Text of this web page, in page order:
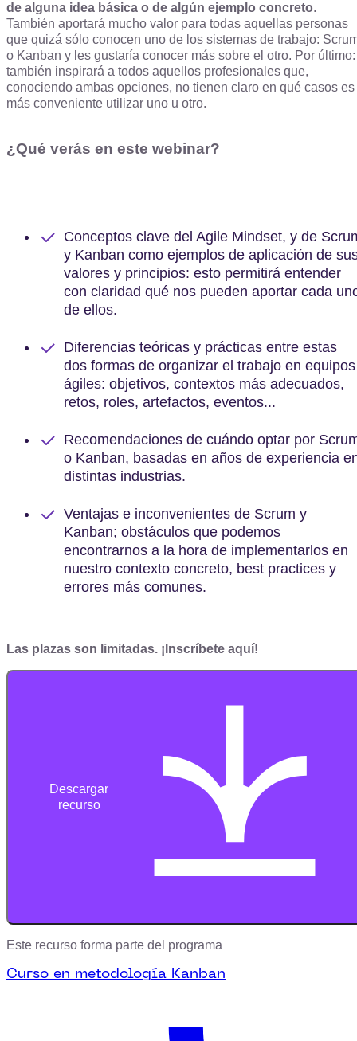
de alguna idea básica o de algún ejemplo concreto.
También aportará mucho valor para todas aquellas personas
que quizá sólo conocen uno de los sistemas de trabajo:
o Kanban y les gustaría conocer más sobre el otro. Por último:
también inspirará a todos aquellos profesionales que,
conociendo ambas opciones, no tienen claro en qué casos es
más conveniente utilizar uno u otro.
¿Qué verás en este webinar?
Conceptos clave del Agile Mindset, y de
y Kanban como ejemplos de aplicación de
valores y principios: esto permitirá entender
con claridad qué nos pueden aportar cada
de ellos.
Diferencias teóricas y prácticas entre estas
dos formas de organizar el trabajo en equipos
ágiles: objetivos, contextos más adecuados,
retos, roles, artefactos, eventos...
Recomendaciones de cuándo optar por
o Kanban, basadas en años de experiencia
distintas industrias.
Ventajas e inconvenientes de Scrum y
Kanban; obstáculos que podemos
encontrarnos a la hora de implementarlos en
nuestro contexto concreto, best practices y
errores más comunes.
Las plazas son limitadas. ¡Inscríbete aquí!
Descargar
recurso
Este recurso forma parte del programa
Curso en metodología Kanban